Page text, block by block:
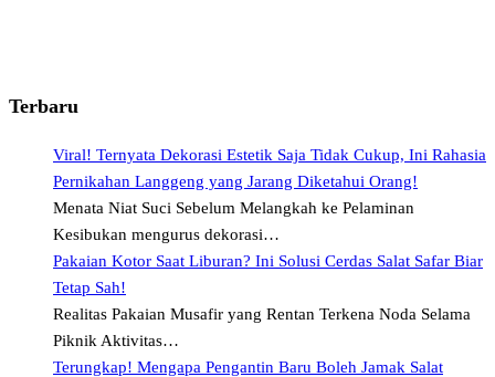
Terbaru
Viral! Ternyata Dekorasi Estetik Saja Tidak Cukup, Ini Rahasia
Pernikahan Langgeng yang Jarang Diketahui Orang!
Menata Niat Suci Sebelum Melangkah ke Pelaminan
Kesibukan mengurus dekorasi…
Pakaian Kotor Saat Liburan? Ini Solusi Cerdas Salat Safar Biar
Tetap Sah!
Realitas Pakaian Musafir yang Rentan Terkena Noda Selama
Piknik Aktivitas…
Terungkap! Mengapa Pengantin Baru Boleh Jamak Salat